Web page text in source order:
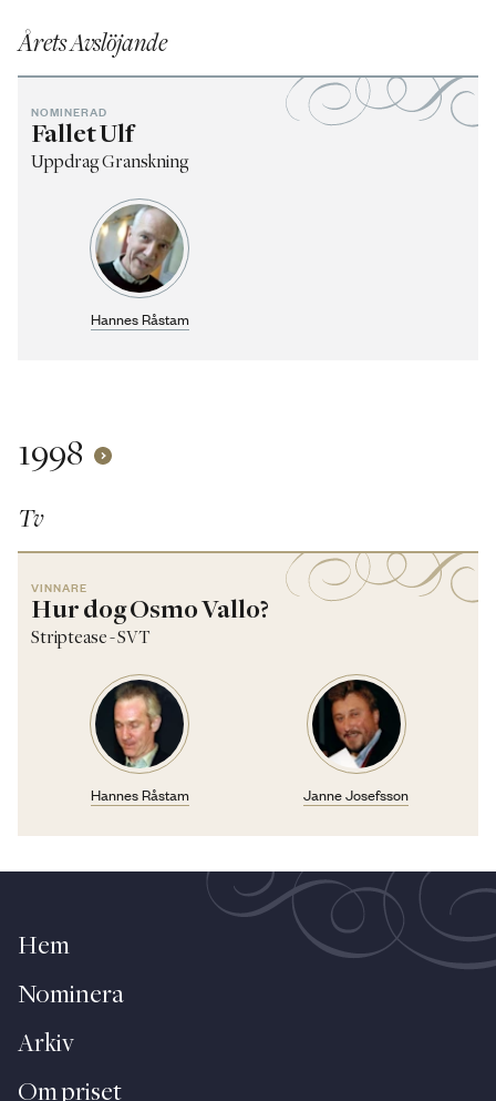
Årets Avslöjande
NOMINERAD
Fallet Ulf
Uppdrag Granskning
Hannes Råstam
1998
Tv
VINNARE
Hur dog Osmo Vallo?
Striptease - SVT
Hannes Råstam Janne Josefsson
Hem
Nominera
Arkiv
Om priset